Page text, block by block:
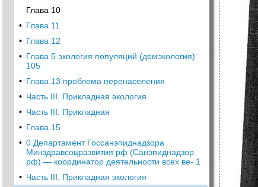
Глава 10
• Глава 11
• Глава 12
• Глава 5 экология популяций (демэкология)
105
• Глава 13 проблема перенаселения
• Часть III. Прикладная экология
• Часть III. Прикладная
• Глава 15
• 0 Департамент Госсанэпиднадзора
Минздравсоцразвития рф (Санэпиднадзор
рф) — координатор деятельности всех ве- 1
• Часть III. Прикладная экология